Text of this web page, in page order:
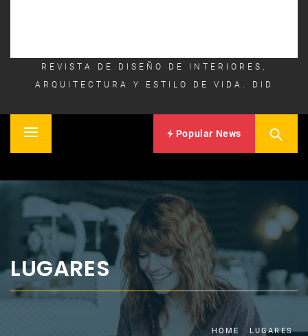
REVISTA DE DISEÑO DE INTERIORES,
ARQUITECTURA Y ESTILO DE VIDA. DID
Primary
Popular News
LUGARES
HOME LUGARES